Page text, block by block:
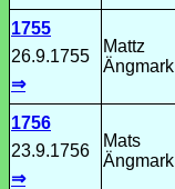
1755
26.9.1755
⇒
Mattz
Ängmark
1756
23.9.1756
⇒
Mats
Ängmark